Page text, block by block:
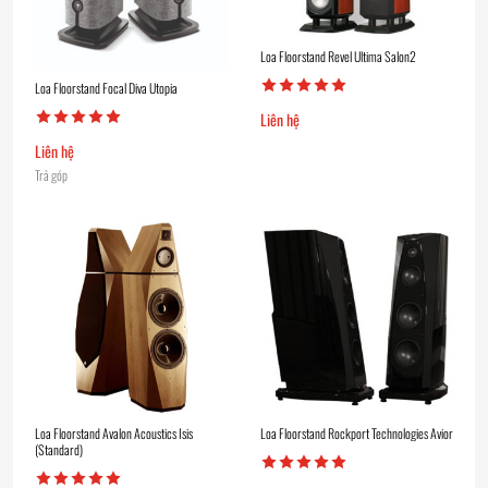
Loa Floorstand Focal Diva Utopia
Liên hệ
Trả góp
Loa Floorstand Revel Ultima Salon2
Liên hệ
Loa Floorstand Avalon Acoustics Isis
(Standard)
Loa Floorstand Rockport Technologies Avior